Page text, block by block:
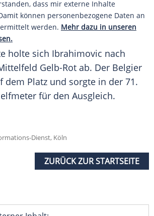
dass mir externe Inhalte
können personenbezogene Daten an
werden. Mehr dazu in unseren
holte sich Ibrahimovic nach
Gelb-Rot ab. Der Belgier
dem Platz und sorgte in der 71.
für den Ausgleich.
Dienst, Köln
ZURÜCK ZUR STARTSEITE